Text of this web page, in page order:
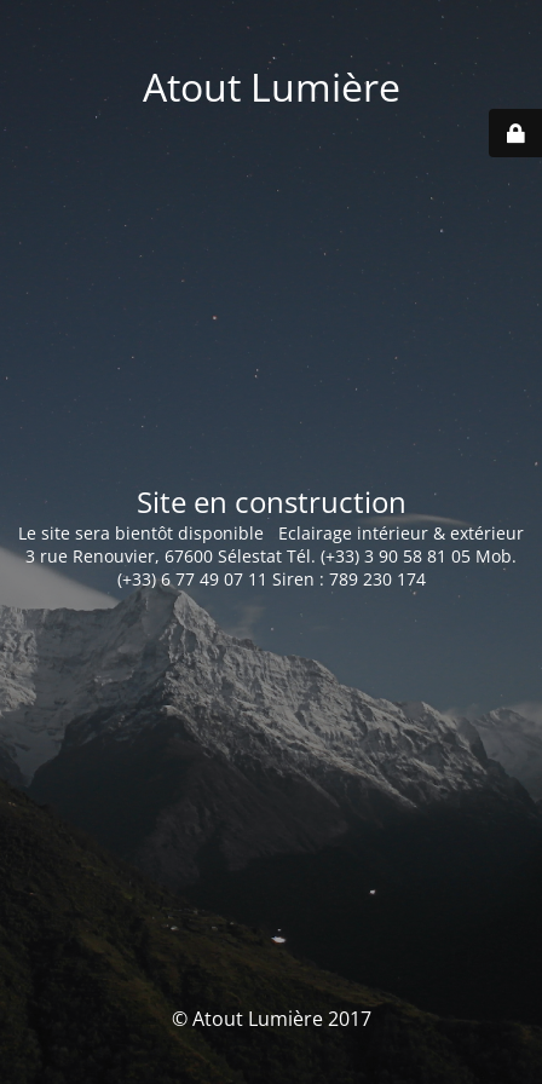
Atout Lumière
Site en construction
Le site sera bientôt disponible Eclairage intérieur & extérieur
3 rue Renouvier, 67600 Sélestat Tél. (+33) 3 90 58 81 05 Mob.
(+33) 6 77 49 07 11 Siren : 789 230 174
© Atout Lumière 2017